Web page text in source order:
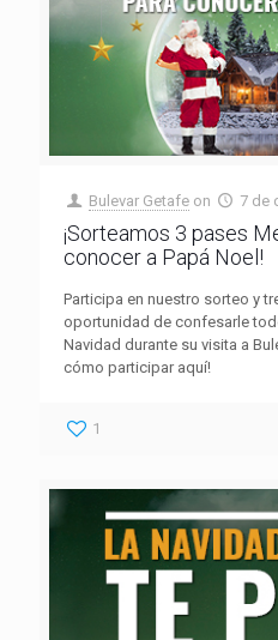
Bulevar Getafe on 7 de
¡Sorteamos 3 pases
conocer a Papá Noel!
Participa en nuestro sorteo y
oportunidad de confesarle
Navidad durante su visita a
cómo participar aquí!
1